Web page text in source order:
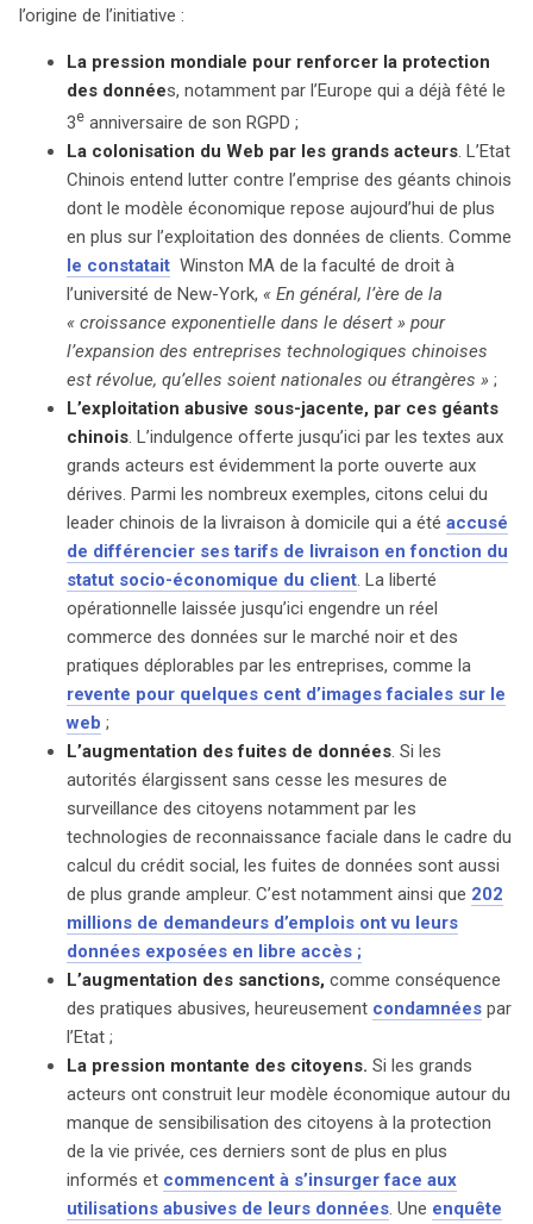
sécurité. Malgré les obligations imposées aux organes
demeurent omniprésents, renforçant la critique selon
laquelle cette législation pourrait davantage servir à
maintenir l’ordre qu’à protéger les droits individuels. Ainsi,
la PIPL illustre la dualité de la politique chinoise,
cherchant à encadrer le traitement des données tout en
consolidant son pouvoir sur la surveillance des citoyens.
l’origine de l’initiative :
La pression mondiale pour renforcer la protection
des données, notamment par l’Europe qui a déjà fêté le
3e anniversaire de son RGPD ;
La colonisation du Web par les grands acteurs. L’Etat
Chinois entend lutter contre l’emprise des géants chinois
dont le modèle économique repose aujourd’hui de plus
en plus sur l’exploitation des données de clients. Comme
le constatait Winston MA de la faculté de droit à
l’université de New-York, « En général, l’ère de la
« croissance exponentielle dans le désert » pour
l’expansion des entreprises technologiques chinoises
est révolue, qu’elles soient nationales ou étrangères » ;
L’exploitation abusive sous-jacente, par ces géants
chinois. L’indulgence offerte jusqu’ici par les textes aux
grands acteurs est évidemment la porte ouverte aux
dérives. Parmi les nombreux exemples, citons celui du
leader chinois de la livraison à domicile qui a été accusé
de différencier ses tarifs de livraison en fonction du
statut socio-économique du client. La liberté
opérationnelle laissée jusqu’ici engendre un réel
commerce des données sur le marché noir et des
pratiques déplorables par les entreprises, comme la
revente pour quelques cent d’images faciales sur le
web ;
L’augmentation des fuites de données. Si les
autorités élargissent sans cesse les mesures de
surveillance des citoyens notamment par les
technologies de reconnaissance faciale dans le cadre du
calcul du crédit social, les fuites de données sont aussi
de plus grande ampleur. C’est notamment ainsi que 202
millions de demandeurs d’emplois ont vu leurs
données exposées en libre accès ;
L’augmentation des sanctions, comme conséquence
des pratiques abusives, heureusement condamnées par
l’Etat ;
La pression montante des citoyens. Si les grands
acteurs ont construit leur modèle économique autour du
manque de sensibilisation des citoyens à la protection
de la vie privée, ces derniers sont de plus en plus
informés et commencent à s’insurger face aux
utilisations abusives de leurs données. Une enquête